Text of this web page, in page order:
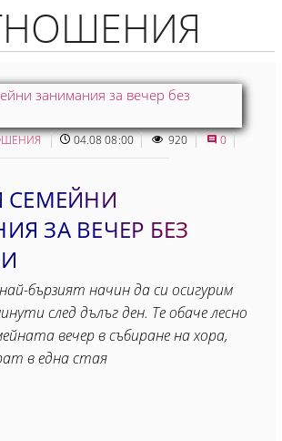
04.08 08:00 920 0
СЕМЕЙНИ
ЗА ВЕЧЕР БЕЗ
бързият начин да си осигурим
след дълъг ден. Те обаче лесно
вечер в събиране на хора,
в една стая